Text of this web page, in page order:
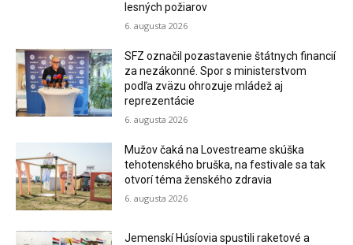
lesných požiarov
6. augusta 2026
SFZ označil pozastavenie štátnych financií
za nezákonné. Spor s ministerstvom
podľa zväzu ohrozuje mládež aj
reprezentácie
6. augusta 2026
Mužov čaká na Lovestreame skúška
tehotenského bruška, na festivale sa tak
otvorí téma ženského zdravia
6. augusta 2026
Jemenskí Húsíovia spustili raketové a